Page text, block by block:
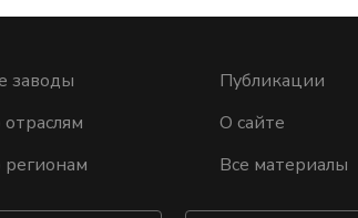
заводы
регионам
Публикации
О сайте
Все материалы